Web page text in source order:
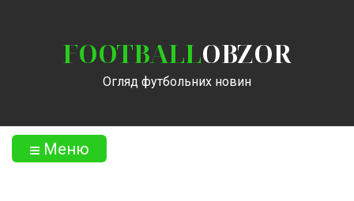
FOOTBALLOBZOR
Огляд футбольних новин
Меню